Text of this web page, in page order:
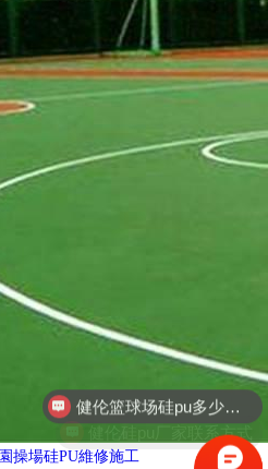
操場硅PU維修施工
健伦硅pu厂家联系方式